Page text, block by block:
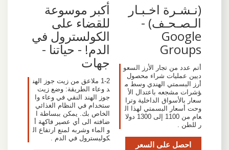
(نـشـرة اخـبـار
الـصـحـف) -
Google
Groups
أتم عدد من تجار الأرز السعو
ديين عمليات شراء محصول
أرز البسمتي الهندي وسط م
ؤشرات مشجعه باعتدال الأ
سعار بالأسواق الداخلية وترا
وحت أسعار البسمتي لهذا ال
عام من 1100 إلى 1300 دولا
ر للطن .
احصل على السعر
أكبر موسوعة
للقضاء على
الكولسترول في
الدم! - حياتنا -
جهات
1-2 ملاعق من زيت جوز الهن
د وعاء الطريقة: وضع زيت
جوز الهند النقي في وعاء وا
ستخدام في النظام الغذائي
الخاص بك. يمكن ببساطة ا
ضافته الى أي عصير فاكهة أ
و الماء وشربه لمنع ارتفاع ال
كوليسترول في الدم .